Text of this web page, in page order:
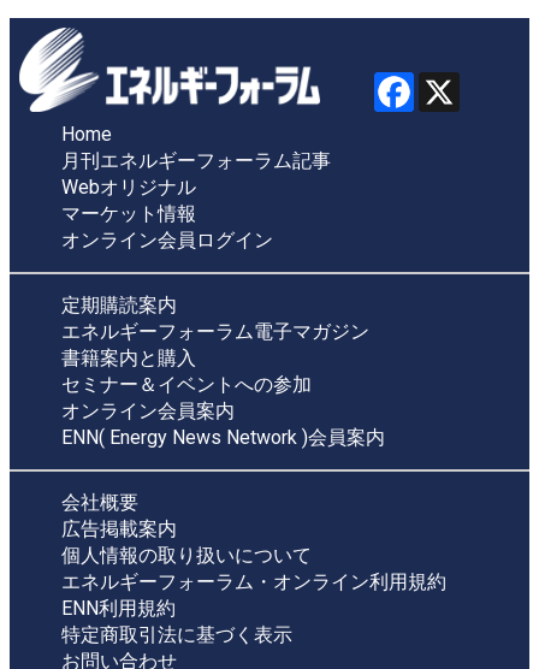
Home
月刊エネルギーフォーラム記事
Webオリジナル
マーケット情報
オンライン会員ログイン
定期購読案内
エネルギーフォーラム電子マガジン
書籍案内と購入
セミナー＆イベントへの参加
オンライン会員案内
ENN( Energy News Network )会員案内
会社概要
広告掲載案内
個人情報の取り扱いについて
エネルギーフォーラム・オンライン利用規約
ENN利用規約
特定商取引法に基づく表示
お問い合わせ